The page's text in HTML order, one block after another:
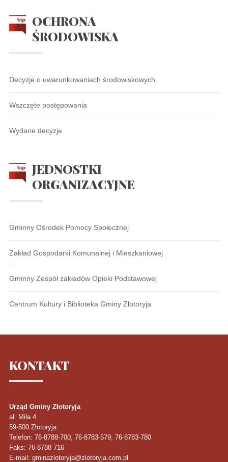
OCHRONA
ŚRODOWISKA
Decyzje o uwarunkowaniach środowiskowych
Wszczęte postępowania
Wydane decyzje
JEDNOSTKI
ORGANIZACYJNE
Gminny Ośrodek Pomocy Społecznej
Zakład Gospodarki Komunalnej i Mieszkaniowej
Gminny Zespół zakładów Opieki Podstawowej
Centrum Kultury i Biblioteka Gminy Złotoryja
KONTAKT
Urząd Gminy Złotoryja
al. Miła 4
59-500 Złotoryja
Telefon: 76-8788-700, 76-8783-579, 76-8783-780
Faks: 76-8788-716
E-mail: gminazlotoryja@zlotoryja.com.pl